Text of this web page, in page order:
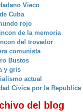
Vieco
Cuba
rojo
de la memoria
del trovador
comunista
Bustos
y gris
actual
Cívica por la Republica
del blog